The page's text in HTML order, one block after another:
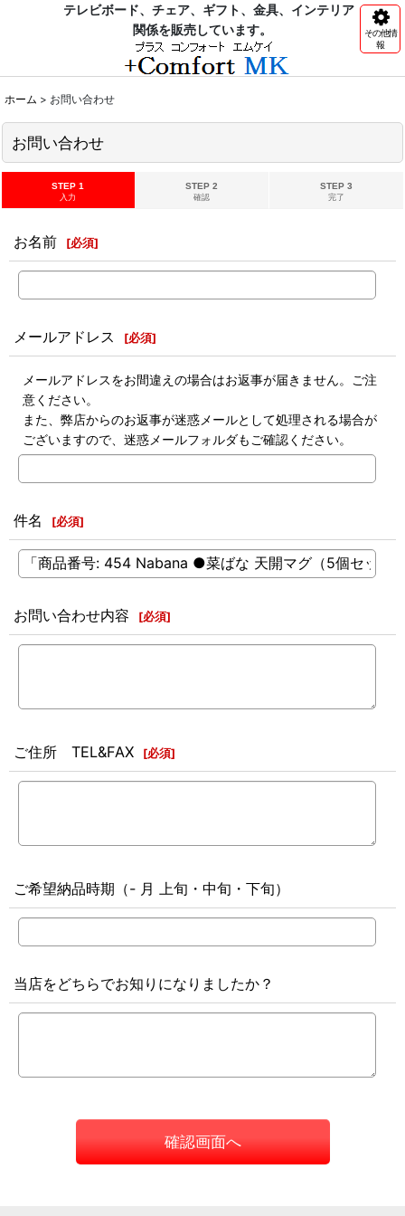
テレビボード、チェア、ギフト、金具、インテリア
関係を販売しています。
その他情
報
ホーム > お問い合わせ
お問い合わせ
STEP 1
入力
STEP 2
確認
STEP 3
完了
お名前 [必須]
メールアドレス [必須]
メールアドレスをお間違えの場合はお返事が届きません。ご注
意ください。
また、弊店からのお返事が迷惑メールとして処理される場合が
ございますので、迷惑メールフォルダもご確認ください。
件名 [必須]
お問い合わせ内容 [必須]
ご住所 TEL&FAX [必須]
ご希望納品時期（- 月 上旬・中旬・下旬）
当店をどちらでお知りになりましたか？
確認画面へ